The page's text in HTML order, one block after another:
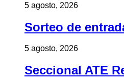
5 agosto, 2026
Sorteo de
5 agosto, 2026
Seccional ATE